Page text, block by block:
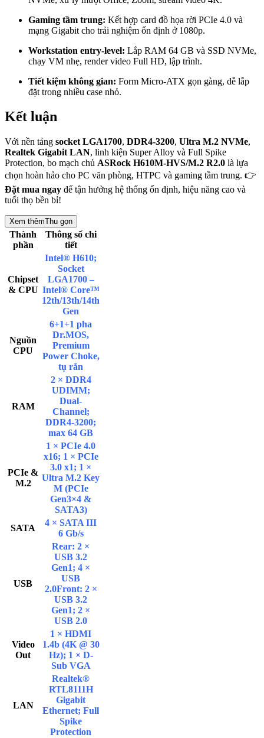
Gaming tầm trung: Kết hợp card đồ họa rời PCIe 4.0 và
mạng Gigabit cho trải nghiệm ổn định ở 1080p.
Workstation entry-level: Lắp RAM 64 GB và SSD NVMe,
chạy VM nhẹ, render video Full HD, lập trình.
Tiết kiệm không gian: Form Micro-ATX gọn gàng, dễ lắp
đặt trong nhiều case nhỏ.
Kết luận
Với nền tảng socket LGA1700, DDR4-3200, Ultra M.2 NVMe,
Realtek Gigabit LAN, linh kiện Super Alloy và Full Spike
Protection, bo mạch chủ ASRock H610M-HVS/M.2 R2.0 là lựa
chọn hoàn hảo cho PC văn phòng, HTPC và gaming tầm trung. 👉
Đặt mua ngay để tận hưởng hệ thống ổn định, hiệu năng cao và
tuổi thọ bền bỉ!
Xem thêmThu gọn
Thành
phần
Thông số chi
tiết
Chipset
& CPU
Intel® H610;
Socket
LGA1700 –
Intel® Core™
12th/13th/14th
Gen
Nguồn
CPU
6+1+1 pha
Dr.MOS,
Premium
Power Choke,
tụ rắn
RAM
2 × DDR4
UDIMM;
Dual-
Channel;
DDR4-3200;
max 64 GB
PCIe &
M.2
1 × PCIe 4.0
x16; 1 × PCIe
3.0 x1; 1 ×
Ultra M.2 Key
M (PCIe
Gen3×4 &
SATA3)
SATA
4 × SATA III
6 Gb/s
USB
Rear: 2 ×
USB 3.2
Gen1; 4 ×
USB
2.0Front: 2 ×
USB 3.2
Gen1; 2 ×
USB 2.0
Video
Out
1 × HDMI
1.4b (4K @ 30
Hz); 1 × D-
Sub VGA
LAN
Realtek®
RTL8111H
Gigabit
Ethernet; Full
Spike
Protection